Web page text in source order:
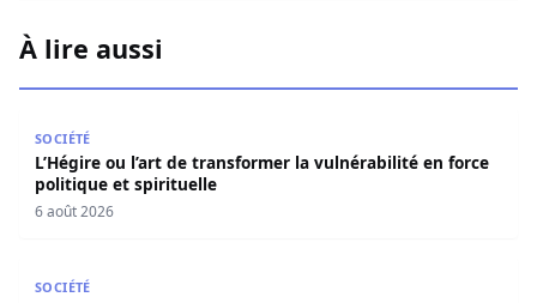
À lire aussi
SOCIÉTÉ
L’Hégire ou l’art de transformer la vulnérabilité en force
politique et spirituelle
6 août 2026
SOCIÉTÉ